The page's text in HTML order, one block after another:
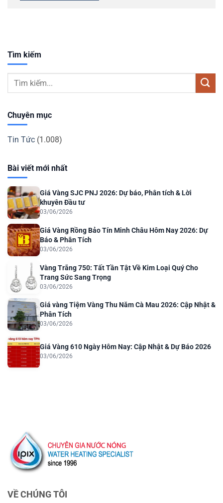
Tìm kiếm
Chuyên mục
Tin Tức (1.008)
Bài viết mới nhất
Giá Vàng SJC PNJ 2026: Dự báo, Phân tích & Lời
khuyên Đầu tư
03/06/2026
Giá Vàng Rồng Bảo Tín Minh Châu Hôm Nay 2026: Dự
Báo & Phân Tích
03/06/2026
Vàng Trắng 750: Tất Tần Tật Về Kim Loại Quý Cho
Trang Sức Sang Trọng
03/06/2026
Giá vàng Tiệm Vàng Thu Năm Cà Mau 2026: Cập Nhật &
Phân Tích
03/06/2026
Giá Vàng 610 Ngày Hôm Nay: Cập Nhật & Dự Báo 2026
03/06/2026
VỀ CHÚNG TÔI